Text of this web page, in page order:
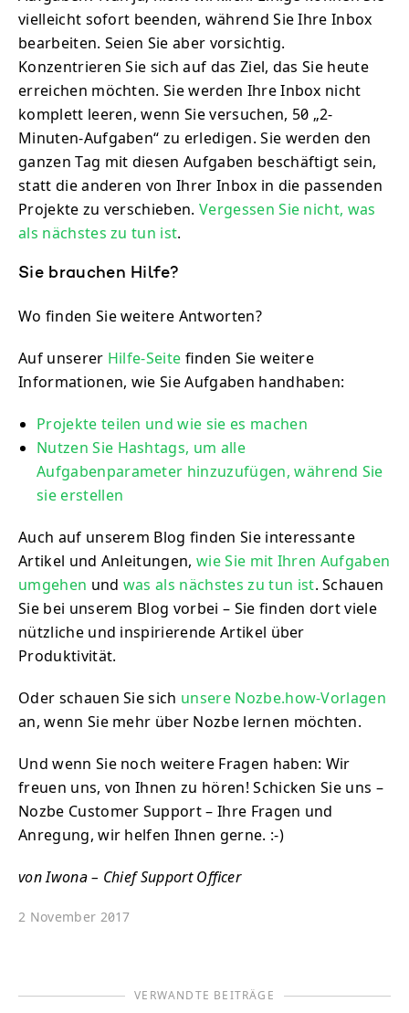
vielleicht sofort beenden, während Sie Ihre Inbox
bearbeiten. Seien Sie aber vorsichtig.
Konzentrieren Sie sich auf das Ziel, das Sie heute
erreichen möchten. Sie werden Ihre Inbox nicht
komplett leeren, wenn Sie versuchen, 50 „2-
Minuten-Aufgaben“ zu erledigen. Sie werden den
ganzen Tag mit diesen Aufgaben beschäftigt sein,
statt die anderen von Ihrer Inbox in die passenden
Projekte zu verschieben.Vergessen Sie nicht, was
als nächstes zu tun ist.
Sie brauchen Hilfe?
Wo finden Sie weitere Antworten?
Auf unserer Hilfe-Seite finden Sie weitere
Informationen, wie Sie Aufgaben handhaben:
Projekte teilen und wie sie es machen
Nutzen Sie Hashtags, um alle
Aufgabenparameter hinzuzufügen, während Sie
sie erstellen
Auch auf unserem Blog finden Sie interessante
Artikel und Anleitungen,wie Sie mit Ihren Aufgaben
umgehen und was als nächstes zu tun ist. Schauen
Sie bei unserem Blog vorbei – Sie finden dort viele
nützliche und inspirierende Artikel über
Produktivität.
Oder schauen Sie sich unsere Nozbe.how-Vorlagen
an, wenn Sie mehr über Nozbe lernen möchten.
Und wenn Sie noch weitere Fragen haben: Wir
freuen uns, von Ihnen zu hören! Schicken Sie uns –
Nozbe Customer Support – Ihre Fragen und
Anregung, wir helfen Ihnen gerne. :-)
von Iwona – Chief Support Officer
2 November 2017
VERWANDTE BEITRÄGE